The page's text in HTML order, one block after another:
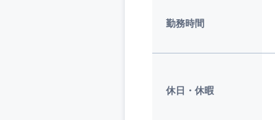
勤務時間
休日・休暇